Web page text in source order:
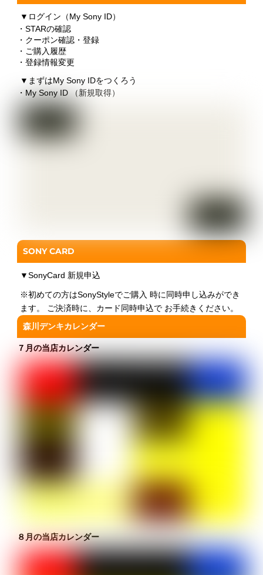
▼ ログイン（My Sony ID）
・STARの確認
・クーポン確認・登録
・ご購入履歴
・登録情報変更
▼ まずはMy Sony IDをつくろう
・My Sony ID （新規取得）
SONY CARD
▼SonyCard 新規申込
※初めての方はSonyStyleでご購入 時に同時申し込みができ
ます。 ご決済時に、カード同時申込で お手続きください。
森川デンキカレンダー
７月の当店カレンダー
８月の当店カレンダー